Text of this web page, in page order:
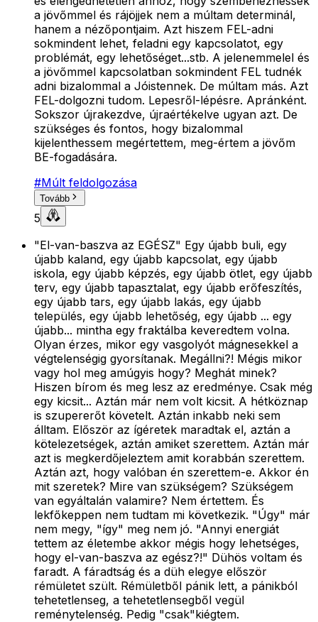
a jövőmmel és rájöjjek nem a múltam determinál,
hanem a nézőpontjaim. Azt hiszem FEL-adni
sokmindent lehet, feladni egy kapcsolatot, egy
problémát, egy lehetőséget...stb. A jelenemmelel és
a jövőmmel kapcsolatban sokmindent FEL tudnék
adni bizalommal a Jóistennek. De múltam más. Azt
FEL-dolgozni tudom. Lepesről-lépésre. Apránként.
Sokszor újrakezdve, újraértékelve ugyan azt. De
szükséges és fontos, hogy bizalommal
kijelenthessem megértettem, meg-értem a jövőm
BE-fogadására.
#Múlt feldolgozása
Tovább
5
"El-van-baszva az EGÉSZ" Egy újabb buli, egy
újabb kaland, egy újabb kapcsolat, egy újabb
iskola, egy újabb képzés, egy újabb ötlet, egy újabb
terv, egy újabb tapasztalat, egy újabb erőfeszítés,
egy újabb tars, egy újabb lakás, egy újabb
település, egy újabb lehetőség, egy újabb ... egy
újabb... mintha egy fraktálba keveredtem volna.
Olyan érzes, mikor egy vasgolyót mágnesekkel a
végtelenségig gyorsítanak. Megállni?! Mégis mikor
vagy hol meg amúgyis hogy? Meghát minek?
Hiszen bírom és meg lesz az eredménye. Csak még
egy kicsit... Aztán már nem volt kicsit. A hétköznap
is szupererőt követelt. Aztán inkabb neki sem
álltam. Először az ígéretek maradtak el, aztán a
kötelezetségek, aztán amiket szerettem. Aztán már
azt is megkerdőjeleztem amit korabbán szerettem.
Aztán azt, hogy valóban én szerettem-e. Akkor én
mit szeretek? Mire van szükségem? Szükségem
van egyáltalán valamire? Nem értettem. És
lekfőkeppen nem tudtam mi következik. "Úgy" már
nem megy, "így" meg nem jó. "Annyi energiát
tettem az életembe akkor mégis hogy lehetséges,
hogy el-van-baszva az egész?!" Dühös voltam és
faradt. A fáradtság és a düh elegye először
rémületet szült. Rémületből pánik lett, a pánikból
tehetetlenseg, a tehetetlensegből vegül
reménytelenség. Pedig "csak"kiégtem.